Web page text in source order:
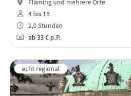
Fläming und mehrere Orte
4 bis 16
2,0 Stunden
ab33 € p.P.